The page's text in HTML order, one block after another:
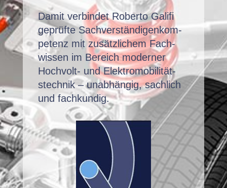
Damit verbindet Rober­to Gal­i­fi
geprüfte Sachver­ständi­genkom­
pe­tenz mit zusät­zlichem Fach­
wis­sen im Bere­ich mod­ern­er
Hoch­volt- und Elek­tro­mo­bil­ität­
stech­nik – unab­hängig, sach­lich
und fachkundig.